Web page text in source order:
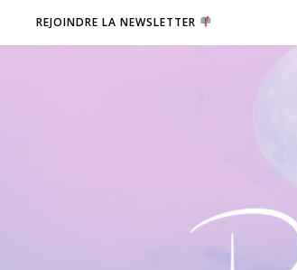
REJOINDRE LA NEWSLETTER